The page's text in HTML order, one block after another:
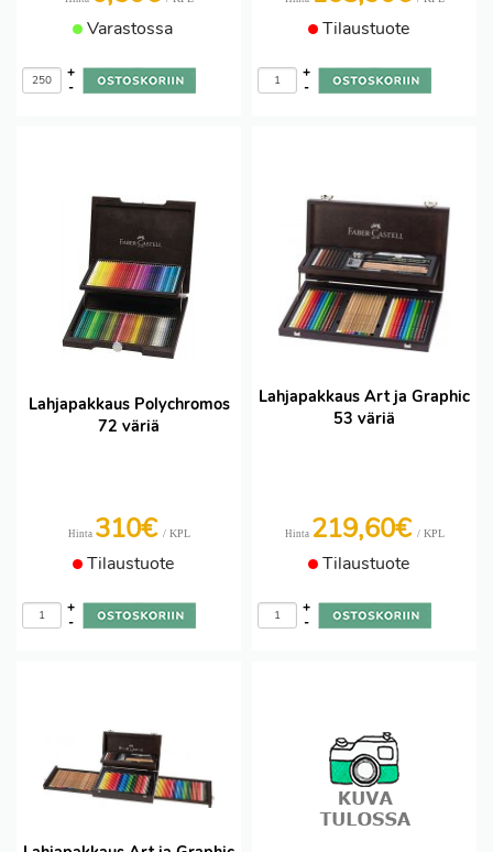
Varastossa
-
+
Tilaustuote
-
+
Lahjapakkaus Polychromos
72 väriä
Hinta 310€ / KPL
Tilaustuote
-
+
Lahjapakkaus Art ja Graphic
53 väriä
Hinta 219,60€ / KPL
Tilaustuote
-
+